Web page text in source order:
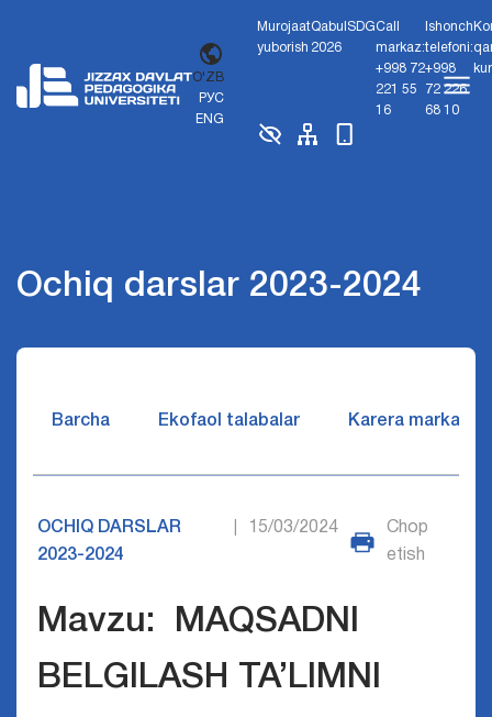
O'ZB
РУС
ENG
Murojaat
yuborish
Qabul
2026
SDGCall
markaz:
+998 72
221 55
16
Ishonch
telefoni:
+998
72 226
68 10
Ochiq darslar 2023-2024
Barcha Ekofaol talabalar Karera markazi
OCHIQ DARSLAR
2023-2024
15/03/2024
Chop
etish
Mavzu: MAQSADNI
BELGILASH TA’LIMNI